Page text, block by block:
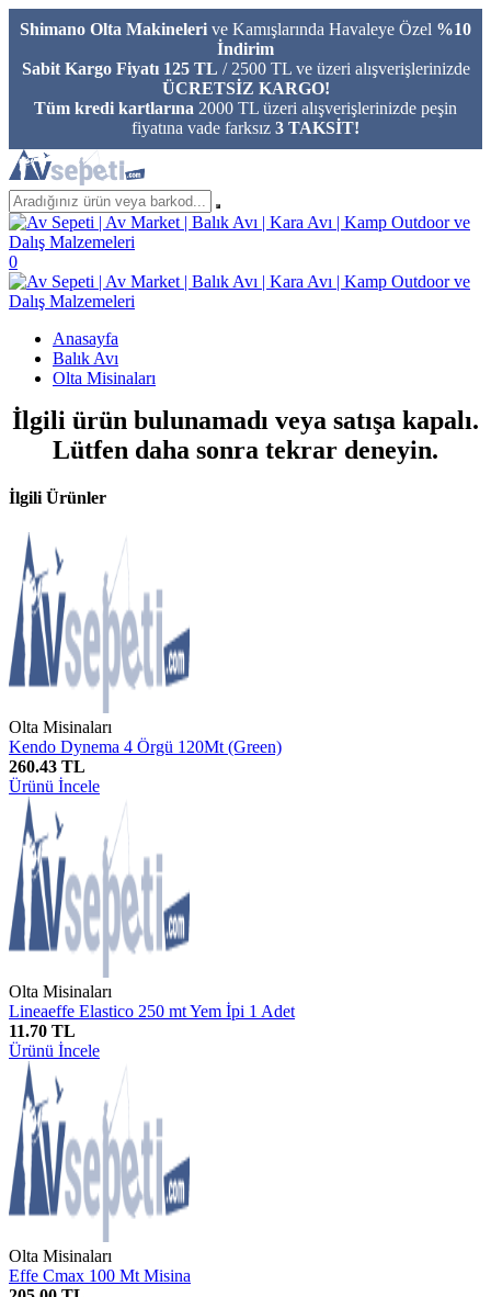
Shimano Olta Makineleri ve Kamışlarında Havaleye Özel %10
İndirim
Sabit Kargo Fiyatı 125 TL / 2500 TL ve üzeri alışverişlerinizde
ÜCRETSİZ KARGO!
Tüm kredi kartlarına 2000 TL üzeri alışverişlerinizde peşin
fiyatına vade farksız 3 TAKSİT!
0
Anasayfa
Balık Avı
Olta Misinaları
İlgili ürün bulunamadı veya satışa kapalı.
Lütfen daha sonra tekrar deneyin.
İlgili Ürünler
Olta Misinaları
Kendo Dynema 4 Örgü 120Mt (Green)
260.43 TL
Ürünü İncele
Olta Misinaları
Lineaeffe Elastico 250 mt Yem İpi 1 Adet
11.70 TL
Ürünü İncele
Olta Misinaları
Effe Cmax 100 Mt Misina